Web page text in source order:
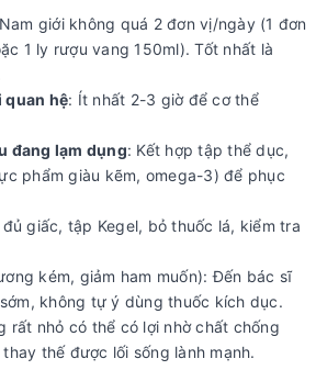
giới không quá 2 đơn vị/ngày (1 đơn
1 ly rượu vang 150ml). Tốt nhất là
hệ: Ít nhất 2-3 giờ để cơ thể
đang lạm dụng: Kết hợp tập thể dục,
phẩm giàu kẽm, omega-3) để phục
giấc, tập Kegel, bỏ thuốc lá, kiểm tra
kém, giảm ham muốn): Đến bác sĩ
không tự ý dùng thuốc kích dục.
rất nhỏ có thể có lợi nhờ chất chống
thế được lối sống lành mạnh.